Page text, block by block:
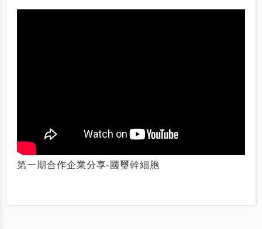
第一期合作企業分享-國璽幹細胞